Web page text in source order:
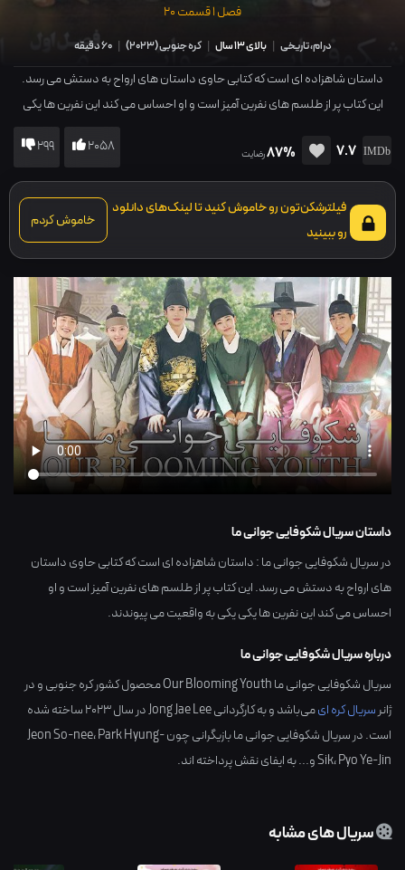
فصل 1 قسمت 20
درام، تاریخی | بالای 13 سال | کره جنوبی(
2023
)
| 60 دقیقه
داستان شاهزاده ای است که کتابی حاوی داستان های ارواح به دستش می رسد.
این کتاب پر از طلسم های نفرین آمیز است و او احساس می کند این نفرین ها یکی
7.7
87%رضایت 2058
299
فیلترشکن‌تون رو خاموش کنید تا لینک‌های دانلود
رو ببینید
خاموش کردم
داستان سریال شکوفایی جوانی ما
در سریال شکوفایی جوانی ما : داستان شاهزاده ای است که کتابی حاوی داستان
های ارواح به دستش می رسد. این کتاب پر از طلسم های نفرین آمیز است و او
احساس می کند این نفرین ها یکی یکی به واقعیت می پیوندند.
درباره سریال شکوفایی جوانی ما
سریال شکوفایی جوانی ما Our Blooming Youth محصول کشور کره جنوبیو در
ژانرسریال کره ایمی‌باشد و به کارگردانیJong Jae Leeدر سال2023ساخته شده
است. در سریال شکوفایی جوانی ما بازیگرانی چون
Jeon So-nee،Park Hyung-
Sik،Pyo Ye-Jin و... به ایفای نقش پرداخته اند.
سریال های مشابه